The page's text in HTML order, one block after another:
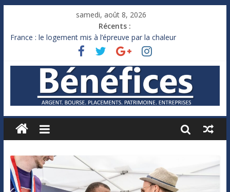
samedi, août 8, 2026
Récents :
France : le logement mis à l’épreuve par la chaleur
Des milliards de dollars de droits de douane déjà remboursés
Royaume-Uni : Andy Burnham recule sur l’impôt
Xavier Niel, le milliardaire qui ne touche presque rien
Ruée des fortunes russes vers l’étranger